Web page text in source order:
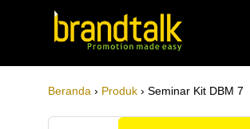
Beranda › Produk › Seminar Kit DBM 7